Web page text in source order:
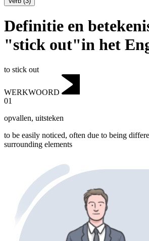
Definitie en
"stick out"in het
to stick out
WERKWOORD
01
opvallen, uitsteken
to be easily noticed, often due to being
surrounding elements